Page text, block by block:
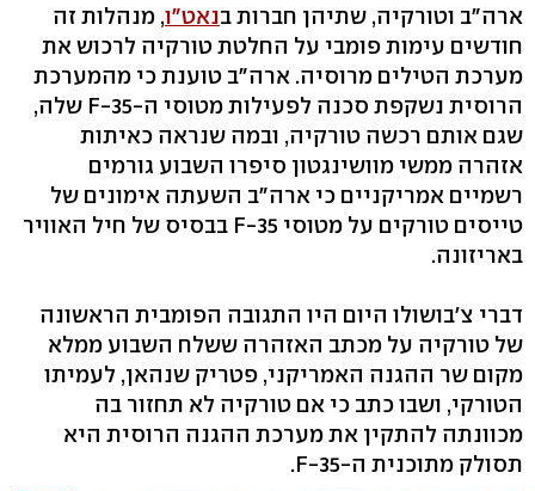
ארה"ב וטורקיה, שתיהן חברות בנאט"ו, מנהלות זה
חודשים עימות פומבי על החלטת טורקיה לרכוש את
מערכת הטילים מרוסיה. ארה"ב טוענת כי מהמערכת
הרוסית נשקפת סכנה לפעילות מטוסי ה-F-35 שלה,
שגם אותם רכשה טורקיה, ובמה שנראה כאיתות
אזהרה ממשי מוושינגטון סיפרו השבוע גורמים
רשמיים אמריקניים כי ארה"ב השעתה אימונים של
טייסים טורקים על מטוסי F-35 בבסיס של חיל האוויר
באריזונה.
דברי צ'בושולו היום היו התגובה הפומבית הראשונה
של טורקיה על מכתב האזהרה ששלח השבוע ממלא
מקום שר ההגנה האמריקני, פטריק שנהאן, לעמיתו
הטורקי, ושבו כתב כי אם טורקיה לא תחזור בה
מכוונתה להתקין את מערכת ההגנה הרוסית היא
תסולק מתוכנית ה-F-35.